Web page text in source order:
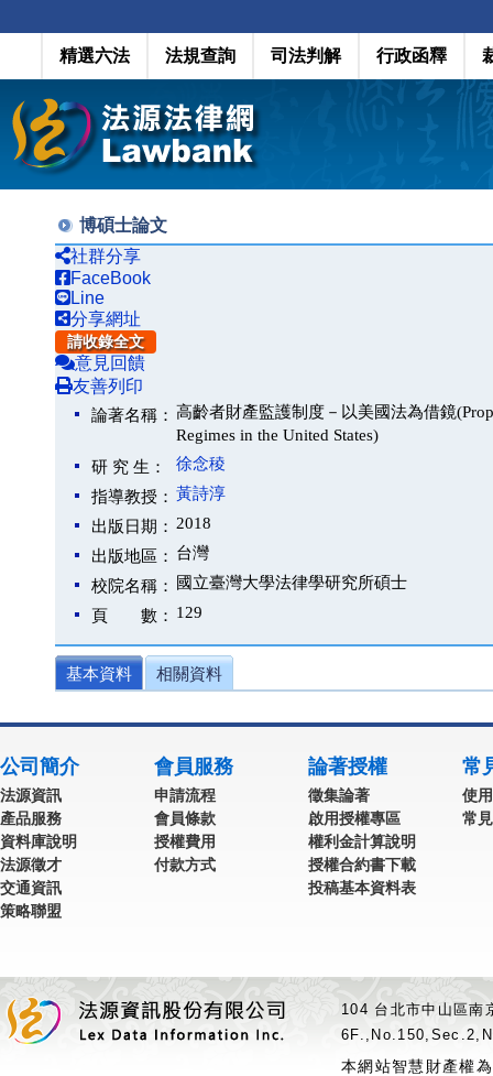
精選六法 法規查詢 司法判解 行政函釋
博碩士論文
社群分享
FaceBook
Line
分享網址
請收錄全文
意見回饋
友善列印
論著名稱： 高齡者財產監護制度－以美國法為借鏡
Regimes in the United States)
研 究 生：
徐念稜
指導教授： 黃詩淳
出版日期： 2018
出版地區： 台灣
校院名稱：
國立臺灣大學法律學研究所碩士
頁 數： 129
基本資料 相關資料
公司簡介
法源資訊
產品服務
資料庫說明
法源徵才
交通資訊
策略聯盟
會員服務
申請流程
會員條款
授權費用
付款方式
論著授權
徵集論著
啟用授權專區
權利金計算說明
授權合約書下載
投稿基本資料表
常
使
常
104 台北市中山區
本網站智慧財產權